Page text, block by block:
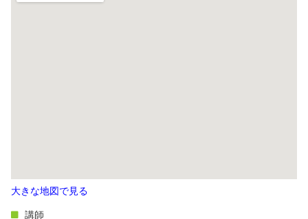
大きな地図で見る
講師